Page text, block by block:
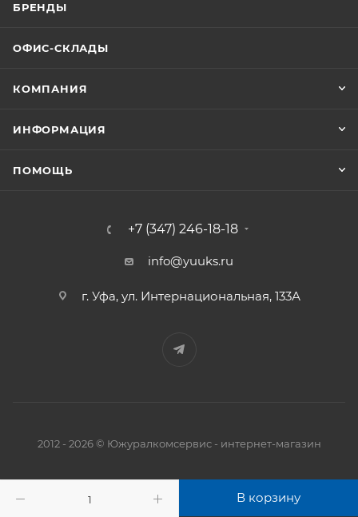
В корзину
БРЕНДЫ
ОФИС-СКЛАДЫ
КОМПАНИЯ
ИНФОРМАЦИЯ
ПОМОЩЬ
+7 (347) 246-18-18
info@yuuks.ru
г. Уфа, ул. Интернациональная, 133А
2012 - 2026 © Южуралкомсервис - интернет-магазин